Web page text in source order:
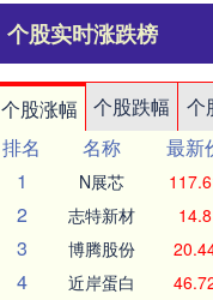
个股实时涨跌榜
个股涨幅 个股跌幅 个
排名
名称 最新
1
N展芯
2 志特新材 14.8
3 博腾股份
4 近岸蛋白